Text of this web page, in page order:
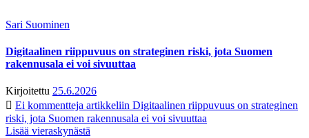
Sari Suominen
Digitaalinen riippuvuus on strateginen riski, jota Suomen
rakennusala ei voi sivuuttaa
Kirjoitettu 25.6.2026
Ei kommentteja artikkeliin Digitaalinen riippuvuus on strateginen
riski, jota Suomen rakennusala ei voi sivuuttaa
Lisää vieraskynästä